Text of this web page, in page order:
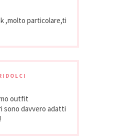
,molto particolare,ti
outfit
sono davvero adatti